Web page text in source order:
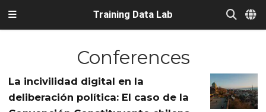
Training Data Lab
Conferences
La incivilidad digital en la
deliberación política: El caso de la